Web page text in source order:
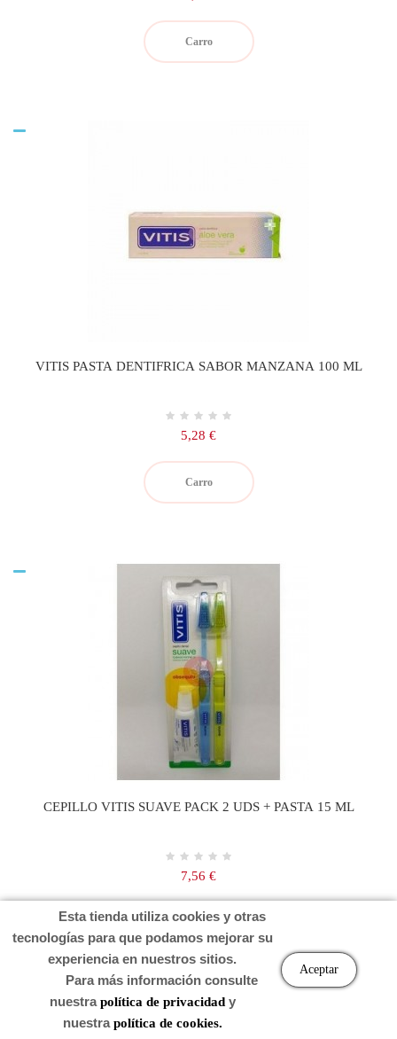
Carro
VITIS PASTA DENTIFRICA SABOR MANZANA 100 ML
Precio
5,28 €
Carro
CEPILLO VITIS SUAVE PACK 2 UDS + PASTA 15 ML
Precio
7,56 €
Carro
Esta tienda utiliza cookies y otras
tecnologías para que podamos mejorar su
experiencia en nuestros sitios.
Para más información consulte
nuestrapolítica de privacidady
nuestrapolítica de cookies.
Aceptar